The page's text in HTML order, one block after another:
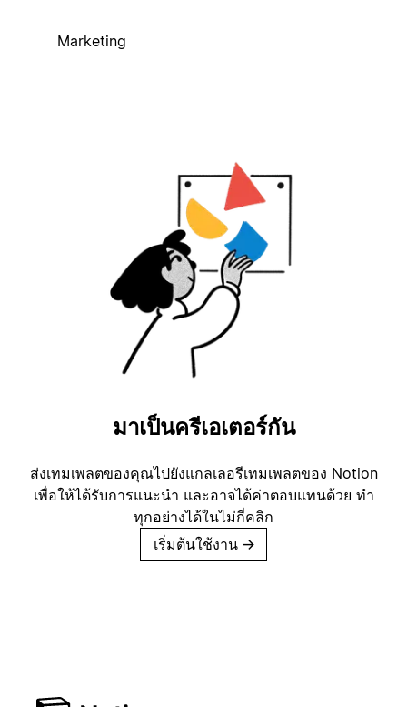
Marketing
มาเป็นครีเอเตอร์กัน
ส่งเทมเพลตของคุณไปยังแกลเลอรีเทมเพลตของ Notion
เพื่อให้ได้รับการแนะนำ และอาจได้ค่าตอบแทนด้วย ทำ
ทุกอย่างได้ในไม่กี่คลิก
เริ่มต้นใช้งาน →